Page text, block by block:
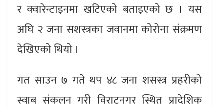
र क्वारेन्टाइनमा खटिएको बताइएको छ । यस
अघि २ जना सशस्त्रका जवानमा कोरोना संक्रमण
देखिएको थियो ।
गत साउन ७ गते थप ४८ जना शसस्त्र प्रहरीको
स्वाब संकलन गरी विराटनगर स्थित प्रादेशिक